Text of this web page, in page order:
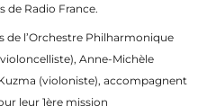
de Radio France.
de l’Orchestre Philharmonique
Anne-Michèle
(violoniste), accompagnent
leur 1ère mission